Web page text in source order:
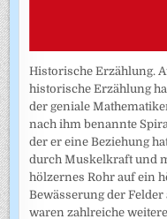
Historische Erzählung.
historische Erzählung
der geniale
nach ihm benannte
der er eine Beziehung
durch Muskelkraft und
hölzernes Rohr auf ein
Bewässerung der
waren zahlreiche